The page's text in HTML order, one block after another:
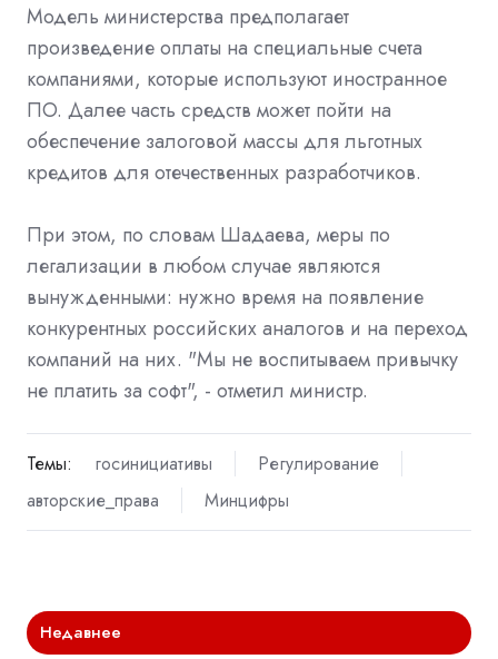
Модель министерства предполагает
произведение оплаты на специальные счета
компаниями, которые используют иностранное
ПО. Далее часть средств может пойти на
обеспечение залоговой массы для льготных
кредитов для отечественных разработчиков.
При этом, по словам Шадаева, меры по
легализации в любом случае являются
вынужденными: нужно время на появление
конкурентных российских аналогов и на переход
компаний на них. "Мы не воспитываем привычку
не платить за софт", - отметил министр.
Темы: госинициативы
Регулирование
авторские_права
Минцифры
Недавнее